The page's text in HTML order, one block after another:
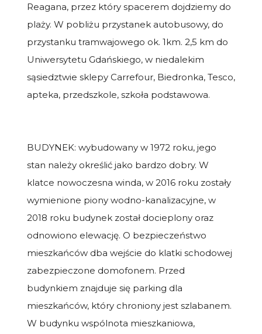
Reagana, przez który spacerem dojdziemy do
plaży. W pobliżu przystanek autobusowy, do
przystanku tramwajowego ok. 1km. 2,5 km do
Uniwersytetu Gdańskiego, w niedalekim
sąsiedztwie sklepy Carrefour, Biedronka, Tesco,
apteka, przedszkole, szkoła podstawowa.
BUDYNEK: wybudowany w 1972 roku, jego
stan należy określić jako bardzo dobry. W
klatce nowoczesna winda, w 2016 roku zostały
wymienione piony wodno-kanalizacyjne, w
2018 roku budynek został docieplony oraz
odnowiono elewację. O bezpieczeństwo
mieszkańców dba wejście do klatki schodowej
zabezpieczone domofonem. Przed
budynkiem znajduje się parking dla
mieszkańców, który chroniony jest szlabanem.
W budynku wspólnota mieszkaniowa,